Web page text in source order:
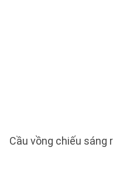
Cầu vồng chiếu